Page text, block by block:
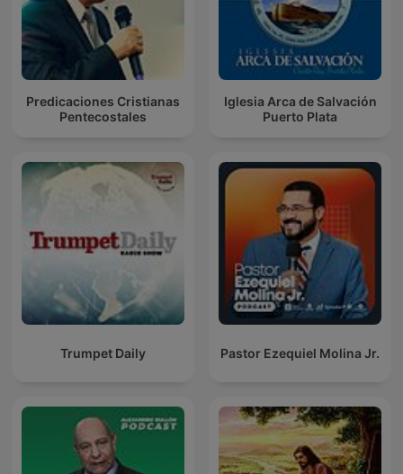
Predicaciones Cristianas
Pentecostales
Iglesia Arca de Salvación
Puerto Plata
Trumpet Daily Pastor Ezequiel Molina Jr.